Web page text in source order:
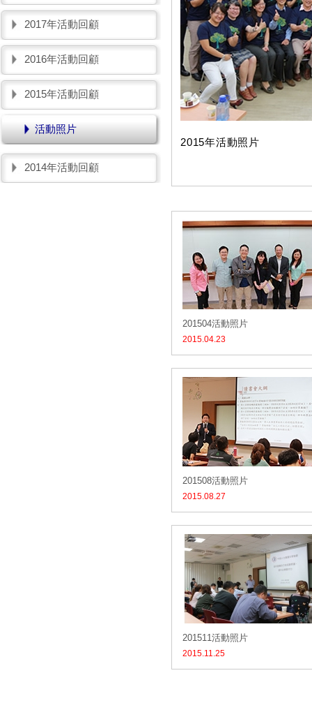
2017年活動回顧
2016年活動回顧
2015年活動回顧
活動照片
2014年活動回顧
2015年活動照片
201504活動照片
2015.04.23
201508活動照片
2015.08.27
201511活動照片
2015.11.25